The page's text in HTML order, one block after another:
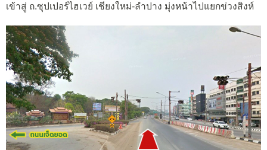
เข้าสู่ ถ.ซุปเปอร์ไฮเวย์ เชียงใหม่-ลำปาง มุ่งหน้าไปแยกข่วงสิงห์